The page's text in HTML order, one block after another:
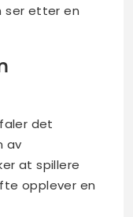
ser etter en
det
av
at spillere
opplever en